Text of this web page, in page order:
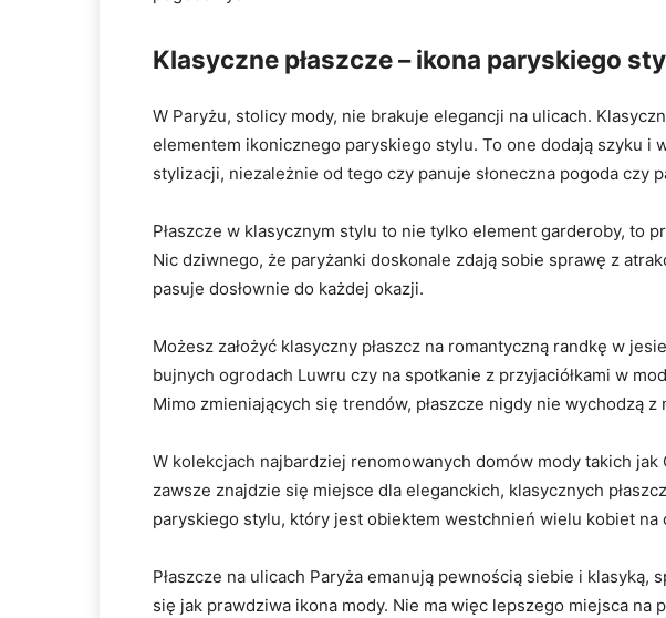
Klasyczne płaszcze⁤ – ikona⁤ paryskiego
W Paryżu, stolicy mody, nie brakuje elegancji na ⁣ulicach.
elementem ⁤ikonicznego⁣ paryskiego stylu. To one dodają szyku i‍
stylizacji, ‍niezależnie od⁣ tego czy panuje⁤ słoneczna pogoda czy
Płaszcze w ​klasycznym ‍stylu to ⁣nie tylko element garderoby,⁣ to
Nic dziwnego, że paryżanki doskonale ⁤zdają sobie sprawę z
pasuje‌ dosłownie do każdej okazji.
Możesz założyć ​klasyczny płaszcz na romantyczną randkę w
⁢bujnych ogrodach Luwru czy na spotkanie z przyjaciółkami w
Mimo zmieniających się ⁣trendów, płaszcze‍ nigdy nie⁢ wychodzą z‌
W kolekcjach ⁢najbardziej ⁣renomowanych domów mody takich
zawsze znajdzie ⁤się miejsce dla eleganckich, klasycznych
paryskiego stylu, który jest obiektem⁣ westchnień wielu ⁤kobiet na
Płaszcze na ulicach Paryża emanują pewnością siebie⁢ i ​klasyką,
się jak prawdziwa ikona mody. ⁢Nie ma więc lepszego miejsca ⁢na